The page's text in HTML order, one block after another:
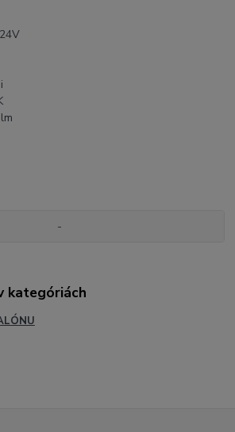
-
kategóriách